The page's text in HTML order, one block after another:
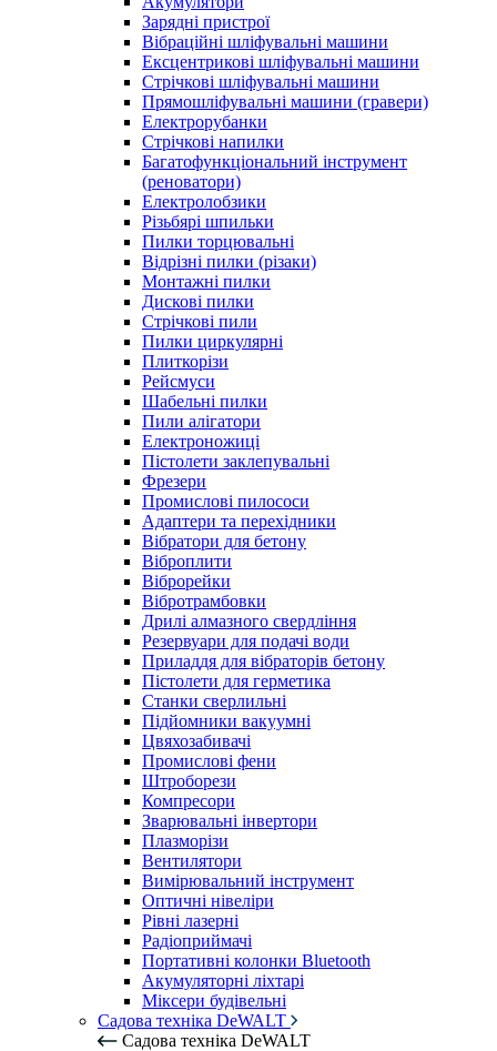
Зарядні пристрої
Вібраційні шліфувальні машини
Ексцентрикові шліфувальні машини
Стрічкові шліфувальні машини
Прямошліфувальні машини (гравери)
Електрорубанки
Стрічкові напилки
Багатофункціональний інструмент
(реноватори)
Електролобзики
Різьбярі шпильки
Пилки торцювальні
Відрізні пилки (різаки)
Монтажні пилки
Дискові пилки
Стрічкові пили
Пилки циркулярні
Плиткорізи
Рейсмуси
Шабельні пилки
Пили алігатори
Електроножиці
Пістолети заклепувальні
Фрезери
Промислові пилососи
Адаптери та перехідники
Вібратори для бетону
Віброплити
Віброрейки
Вібротрамбовки
Дрилі алмазного свердління
Резервуари для подачі води
Приладдя для вібраторів бетону
Пістолети для герметика
Станки сверлильні
Підйомники вакуумні
Цвяхозабивачі
Промислові фени
Штроборези
Компресори
Зварювальні інвертори
Плазморізи
Вентилятори
Вимірювальний інструмент
Оптичні нівеліри
Рівні лазерні
Радіоприймачі
Портативні колонки Bluetooth
Акумуляторні ліхтарі
Міксери будівельні
Садова техніка DeWALT
Садова техніка DeWALT